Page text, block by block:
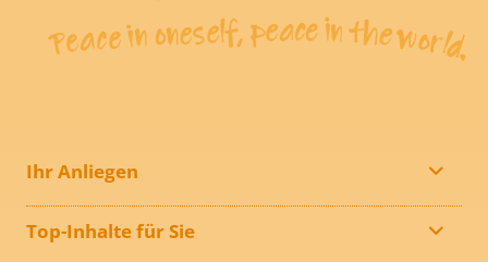
Ihr Anliegen
Top-Inhalte für Sie